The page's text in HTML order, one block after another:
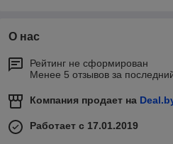
О нас
Рейтинг не сформирован
Менее 5 отзывов за
Компания продает на
Работает с 17.01.2019